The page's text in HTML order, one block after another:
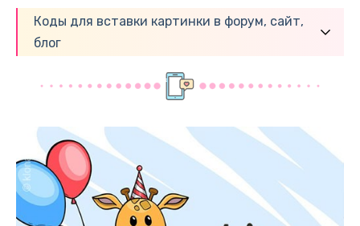
Коды для вставки картинки в форум, сайт,
блог